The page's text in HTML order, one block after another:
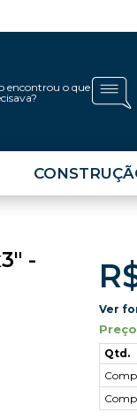
encontrou o que
-
Ver
Qtd.